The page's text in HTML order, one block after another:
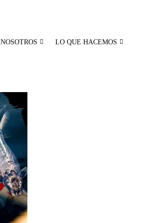
NOSOTROS LO QUE HACEMOS